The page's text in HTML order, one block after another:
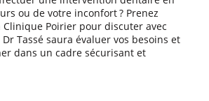
ou de votre inconfort ? Prenez
Clinique Poirier pour discuter avec
Tassé saura évaluer vos besoins et
dans un cadre sécurisant et